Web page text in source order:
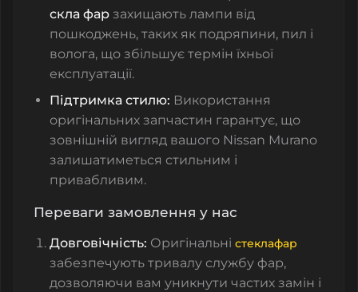
скла фар захищають лампи від
пошкоджень, таких як подряпини, пил і
волога, що збільшує термін їхньої
експлуатації.
Підтримка стилю: Використання
оригінальних запчастин гарантує, що
зовнішній вигляд вашого Nissan Murano
залишатиметься стильним і
привабливим.
Переваги замовлення у нас
Довговічність: Оригінальні стеклафар
забезпечують тривалу службу фар,
дозволяючи вам уникнути частих замін і